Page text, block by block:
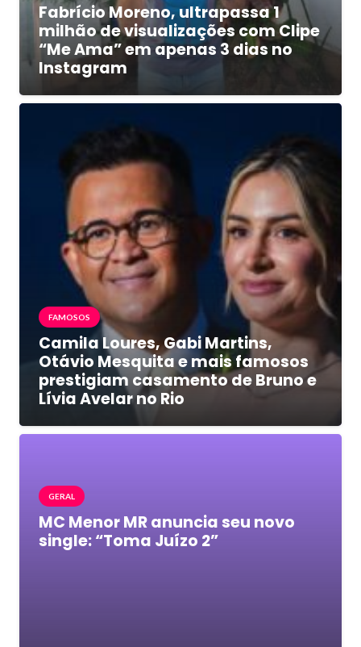
Fabrício Moreno, ultrapassa 1
milhão de visualizações com Clipe
“Me Ama” em apenas 3 dias no
Instagram
FAMOSOS
Camila Loures, Gabi Martins,
Otávio Mesquita e mais famosos
prestigiam casamento de Bruno e
Lívia Avelar no Rio
GERAL
MC Menor MR anuncia seu novo
single: “Toma Juízo 2”